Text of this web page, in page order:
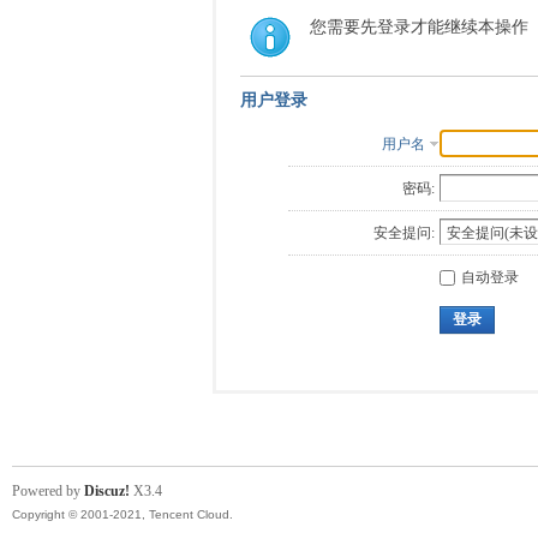
您需要先登录才能继续本操作
用户登录
用户名
密码:
安全提问:
自动登录
登录
Powered by Discuz! X3.4
Copyright © 2001-2021, Tencent Cloud.